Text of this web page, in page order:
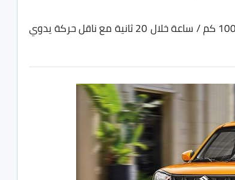
يبلغ متوسط إستهلاك الوقود 3 لتر لكل 100 كم مع تسارع من 0 لـ100 كم / ساعة خلال 20 ثانية مع ناقل حركة يدوي